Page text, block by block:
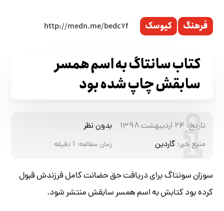
فرهنگ کیوسک
کتاب سانتاگ به اسم همسر
سابقش چاپ شده بود
تاریخ: ۲۴ اردیبهشت ۱۳۹۸
بدون نظر
منبع خبر: گاردین زمان مطالعه: 1دقیقه
سوزان سونتاگ برای دریافت حق حضانت کامل فرزندش قبول
کرده بود کتابش به اسم همسر سابقش منتشر شود.